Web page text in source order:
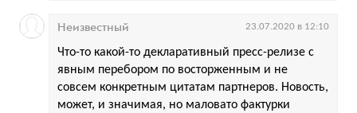
Что-то какой-то декларативный пресс-релизе с
явным перебором по восторженным и не
совсем конкретным цитатам партнеров. Новость,
может, и значимая, но маловато фактурки
Неизвестный 23.07.2020 в 12:10